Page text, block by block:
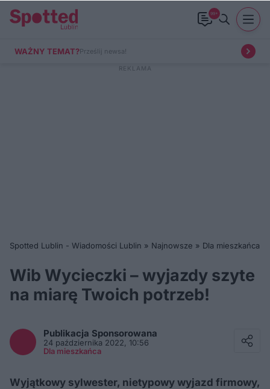
99+
WAŻNY TEMAT?Prześlij newsa!
Spotted Lublin - Wiadomości Lublin » Najnowsze » Dla mieszkańca
Wib Wycieczki – wyjazdy szyte
na miarę Twoich potrzeb!
Publikacja Sponsorowana
24 października 2022, 10:56
Dla mieszkańca
Wyjątkowy sylwester, nietypowy wyjazd firmowy,